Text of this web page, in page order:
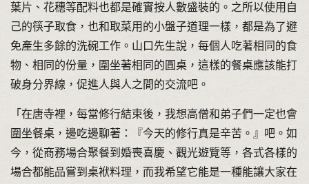
葉片、花穗等配料也都是確實按人數盛裝的。之所以使用自
己的筷子取食，也和取菜用的小盤子道理一樣，都是為了避
免產生多餘的洗碗工作。山口先生說，每個人吃著相同的食
物、相同的份量，圍坐著相同的圓桌，這樣的餐桌應該能打
破身分界線，促進人與人之間的交流吧。
「在唐寺裡，每當修行結束後，我想高僧和弟子們一定也會
圍坐餐桌，邊吃邊聊著：『今天的修行真是辛苦。』吧。如
今，從商務場合聚餐到婚喪喜慶、觀光遊覽等，各式各樣的
場合都能品嘗到桌袱料理，而我希望它能是一種能讓大家在